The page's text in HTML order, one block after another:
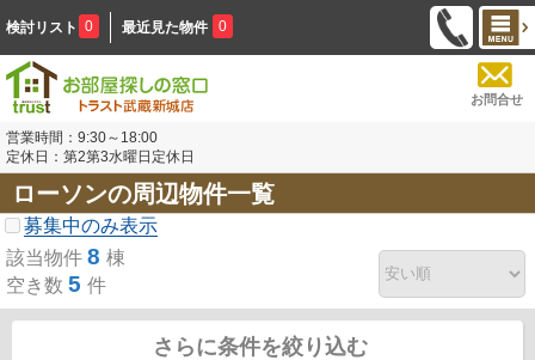
検討リスト 0 最近見た物件 0
お問合せ
営業時間：9:30～18:00
定休日：第2第3水曜日定休日
ローソンの周辺物件一覧
募集中のみ表示
該当物件 8 棟
空き数 5 件
さらに条件を絞り込む